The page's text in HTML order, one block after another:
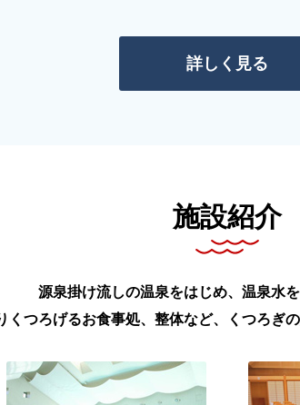
詳しく見る
施設紹介
源泉掛け流しの温泉をはじめ、温泉水
くつろげるお食事処、整体など、くつろぎ